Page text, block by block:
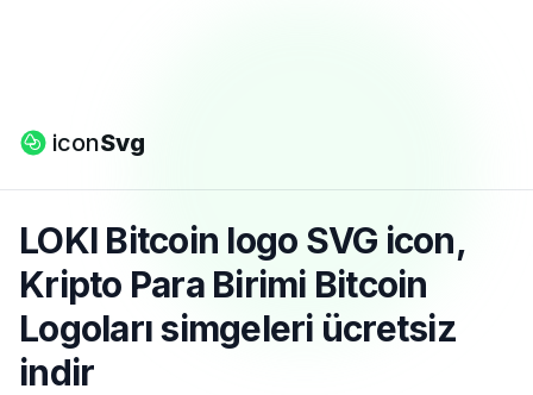
iconSvg
LOKI Bitcoin logo SVG icon,
Kripto Para Birimi Bitcoin
Logoları simgeleri ücretsiz
indir